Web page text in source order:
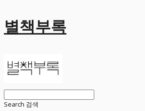
별책부록
Search 검색